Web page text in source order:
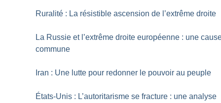
Ruralité : La résistible ascension de l’extrême droite
La Russie et l’extrême droite européenne : une
commune
Iran : Une lutte pour redonner le pouvoir au peuple
États-Unis : L’autoritarisme se fracture : une analyse